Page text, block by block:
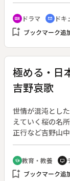
を貫く生き方を
治の日本人を救
伝染病研究所を
recent_actors ドラマ cinematic_blur ドキ
bookmark_add ブックマーク追
極める・
吉野哀歌
世情が混沌とし
えていく桜の名
正行など吉野山
随所に静かに眠
き“吉野”を訪れ
あった清流の宮
た社寺や仏像の
school 教育・教養 tv
bookmark_add ブックマーク追